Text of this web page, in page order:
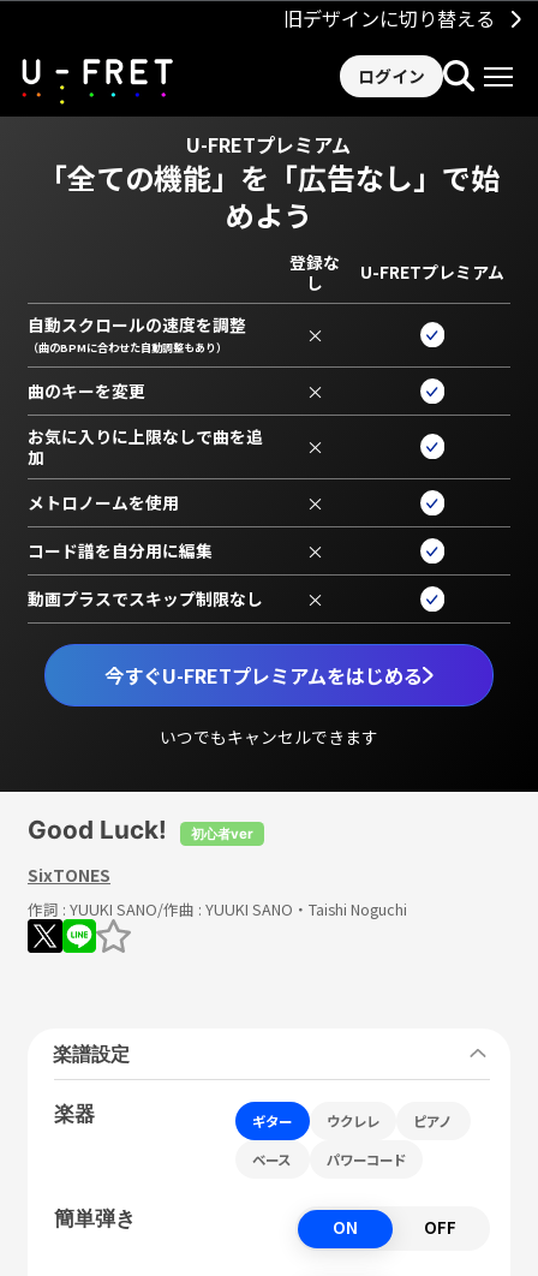
旧デザインに切り替える
ログイン
U-FRETプレミアム
「全ての機能」を 「広告なし」で始
めよう
今すぐU-FRETプレミアムをはじめる
いつでもキャンセルできます
登録な
し
U-FRETプレミアム
自動スクロールの速度を調整
（曲のBPMに合わせた自動調整もあり） ×
曲のキーを変更 ×
お気に入りに上限なしで曲を追
加
×
メトロノームを使用 ×
コード譜を自分用に編集 ×
動画プラスでスキップ制限なし ×
Good Luck! 初心者ver
SixTONES
作詞 : YUUKI SANO/作曲 : YUUKI SANO・Taishi Noguchi
楽譜設定
楽器 ギター ウクレレ ピアノ
ベース パワーコード
簡単弾き ON OFF